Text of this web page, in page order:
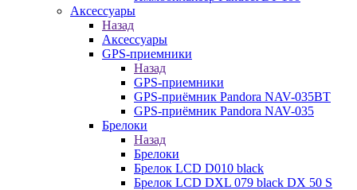
Аксессуары
Назад
Аксессуары
GPS-приемники
Назад
GPS-приемники
GPS-приёмник Pandora NAV-035BT
GPS-приёмник Pandora NAV-035
Брелоки
Назад
Брелоки
Брелок LCD D010 black
Брелок LCD DXL 079 black DX 50 S